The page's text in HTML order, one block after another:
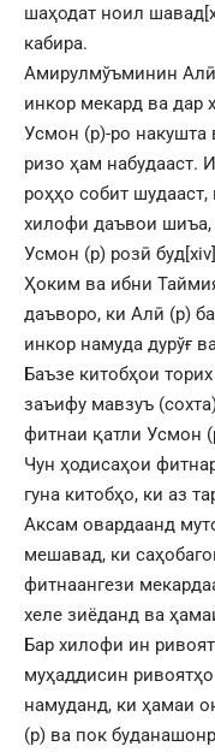
шаҳодат ноил шавад
кабира.
Амирулмўъминин
инкор мекард ва дар
Усмон (р)-ро накушта
ризо ҳам набудааст.
роҳҳо собит
хилофи даъвои шиъа,
Усмон (р) розӣ буд[xiv]
Ҳоким ва ибни
даъворо, ки Алӣ (р)
инкор намуда дурўғ
Баъзе китобҳои
заъифу мавзуъ
фитнаи қатли Усмон
Чун ҳодисаҳои
гуна китобҳо, ки аз
Аксам овардаанд
мешавад, ки
фитнаангези
хеле зиёданд ва
Бар хилофи ин
муҳаддисин
намуданд, ки ҳамаи
(р) ва пок